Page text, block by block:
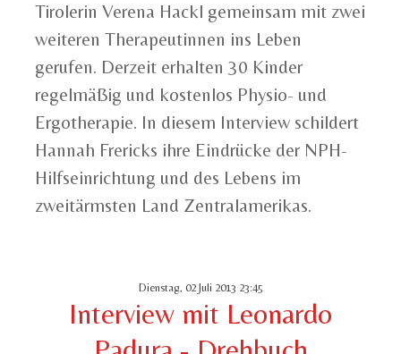
Tirolerin Verena Hackl gemeinsam mit zwei
weiteren Therapeutinnen ins Leben
gerufen. Derzeit erhalten 30 Kinder
regelmäßig und kostenlos Physio- und
Ergotherapie. In diesem Interview schildert
Hannah Frericks ihre Eindrücke der NPH-
Hilfseinrichtung und des Lebens im
zweitärmsten Land Zentralamerikas.
Dienstag, 02 Juli 2013 23:45
Interview mit Leonardo